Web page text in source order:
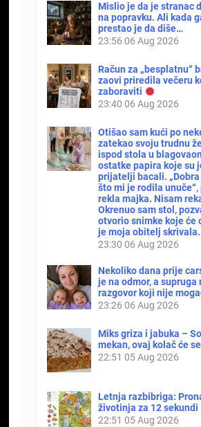
Mislio je da je stranac
na popravku. Ali kada
prestao je da diše…
23:56 06 Aug 2026
Račun za „besplatnu“
zaovi priredila večeru
zaboraviti
23:40 06 Aug 2026
Otišao sam kući po
zatekao svoju trudnu
ispod stola u
ostatke papira koje su
prijatelji bacali.
što mi je rodila
rekla majka. Nisam
Okrenuo sam stol,
otvorio snimke koje će
je moja obitelj skrivala.
23:30 06 Aug 2026
Nekoliko dana prije
je na odmor, a
razgovor koji nije
23:26 06 Aug 2026
Miks griza i jabuka –
mekan, ovaj kolač će
22:51 05 Aug 2026
Letnja razbibriga:
životinja za 12 sekundi
22:51 05 Aug 2026